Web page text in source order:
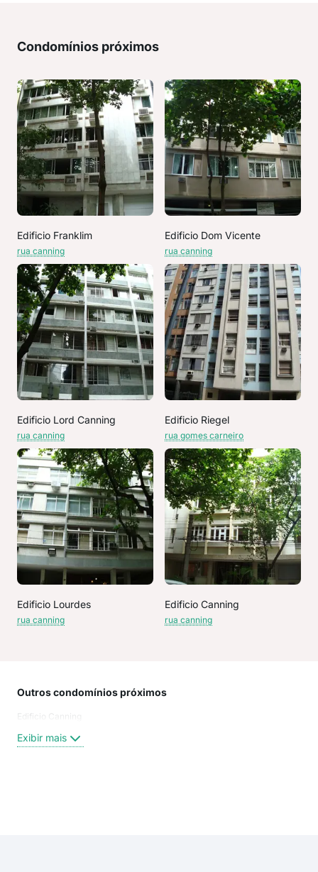
Condomínios próximos
Edificio Franklim
rua canning
Edificio Dom Vicente
rua canning
Edificio Lord Canning
rua canning
Edificio Riegel
rua gomes carneiro
Edificio Lourdes
rua canning
Edificio Canning
rua canning
Outros condomínios próximos
Edificio Canning
Exibir mais